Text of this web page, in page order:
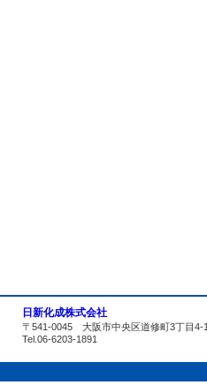
日新化成株式会社
〒541-0045 大阪市中央区道修町3丁目4-
Tel.06-6203-1891